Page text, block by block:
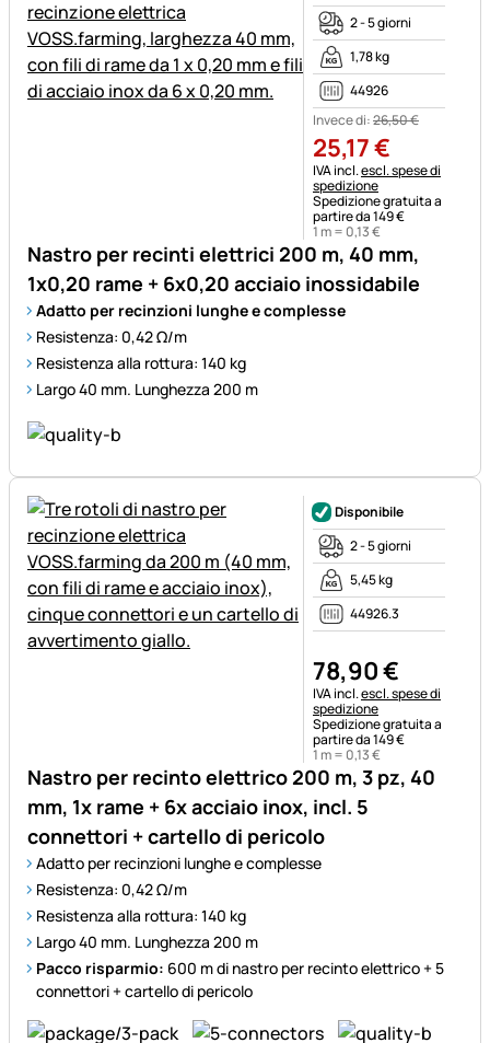
Nastro per recinti elettrici 200 m, 40 mm,
1x0,20 rame + 6x0,20 acciaio inossidabile
Adatto per recinzioni lunghe e complesse
Resistenza: 0,42 Ω/m
Resistenza alla rottura: 140 kg
Largo 40 mm. Lunghezza 200 m
2 - 5 giorni
1,78 kg
44926
Invece di:26,50€
25,17€
Informazioni fiscali:
IVA incl.escl. spese di
spedizione
Spedizione gratuita a
partire da 149 €
1 m = 0,13€
Nastro per recinto elettrico 200 m, 3 pz, 40
mm, 1x rame + 6x acciaio inox, incl. 5
connettori + cartello di pericolo
Adatto per recinzioni lunghe e complesse
Resistenza: 0,42 Ω/m
Resistenza alla rottura: 140 kg
Largo 40 mm. Lunghezza 200 m
Pacco risparmio: 600 m di nastro per recinto elettrico + 5
connettori + cartello di pericolo
Disponibile
2 - 5 giorni
5,45 kg
44926.3
78,90€
Informazioni fiscali:
IVA incl.escl. spese di
spedizione
Spedizione gratuita a
partire da 149 €
1 m = 0,13€